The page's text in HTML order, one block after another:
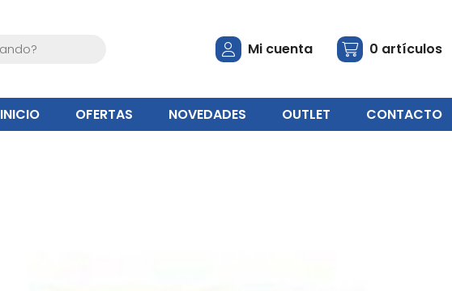
Mi cuenta 0 artículos
INICIO OFERTAS NOVEDADES OUTLET CONTACTO